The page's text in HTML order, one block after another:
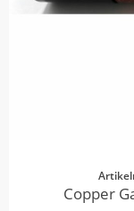
Copper